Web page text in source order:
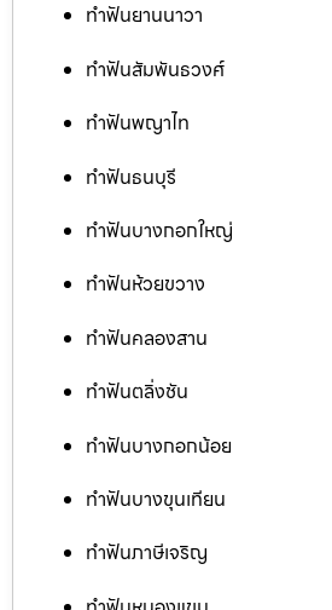
ทำฟันยานนาวา
ทำฟันสัมพันธวงศ์
ทำฟันพญาไท
ทำฟันธนบุรี
ทำฟันบางกอกใหญ่
ทำฟันห้วยขวาง
ทำฟันคลองสาน
ทำฟันตลิ่งชัน
ทำฟันบางกอกน้อย
ทำฟันบางขุนเทียน
ทำฟันภาษีเจริญ